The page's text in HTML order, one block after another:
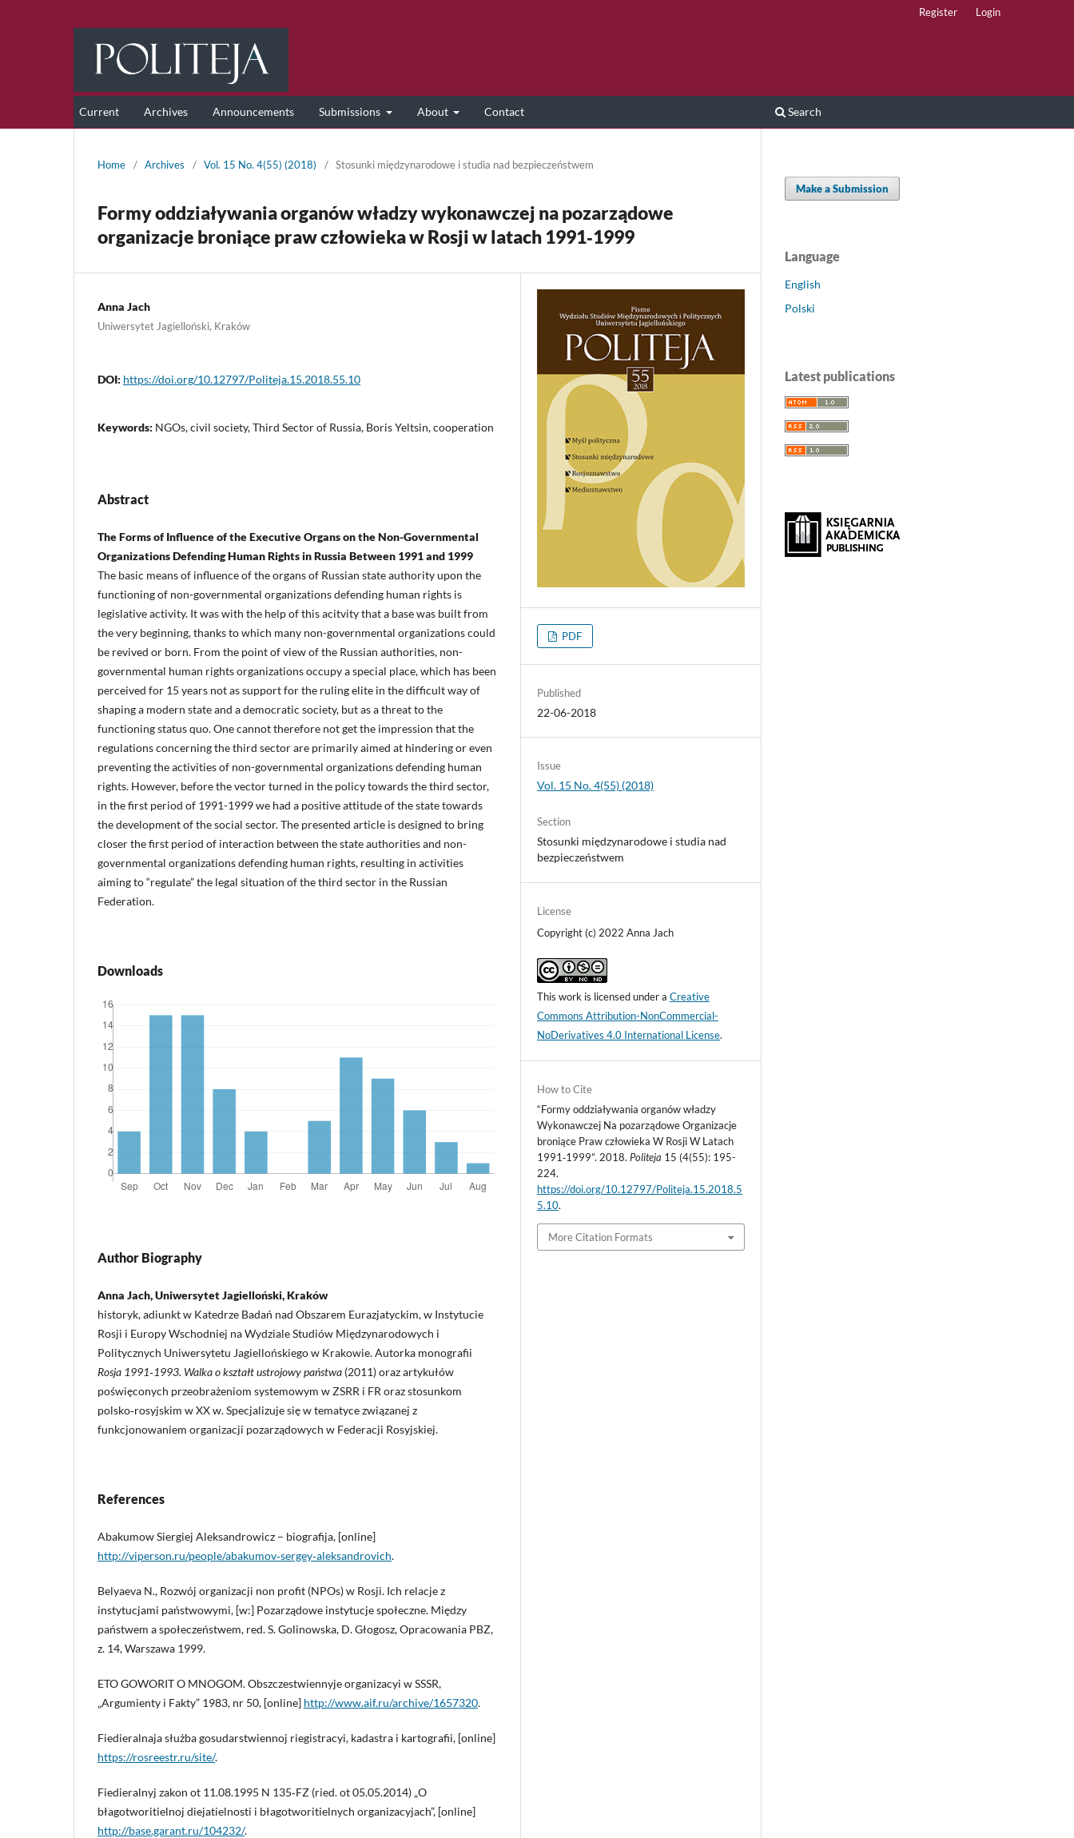
Current Archives Announcements Submissions About Contact Search
Register Login
Home / Archives / Vol. 15 No. 4(55) (2018) / Stosunki międzynarodowe i studia nad bezpieczeństwem
Formy oddziaływania organów władzy wykonawczej na pozarządowe
organizacje broniące praw człowieka w Rosji w latach 1991‑1999
Anna Jach
Uniwersytet Jagielloński, Kraków
DOI: https://doi.org/10.12797/Politeja.15.2018.55.10
Keywords: NGOs, civil society, Third Sector of Russia, Boris Yeltsin, cooperation
Abstract
The Forms of Influence of the Executive Organs on the Non-Governmental
Organizations Defending Human Rights in Russia Between 1991 and 1999
The basic means of influence of the organs of Russian state authority upon the
functioning of non-governmental organizations defending human rights is
legislative activity. It was with the help of this acitvity that a base was built from
the very beginning, thanks to which many non-governmental organizations could
be revived or born. From the point of view of the Russian authorities, non-
governmental human rights organizations occupy a special place, which has been
perceived for 15 years not as support for the ruling elite in the difficult way of
shaping a modern state and a democratic society, but as a threat to the
functioning status quo. One cannot therefore not get the impression that the
regulations concerning the third sector are primarily aimed at hindering or even
preventing the activities of non-governmental organizations defending human
rights. However, before the vector turned in the policy towards the third sector,
in the first period of 1991-1999 we had a positive attitude of the state towards
the development of the social sector. The presented article is designed to bring
closer the first period of interaction between the state authorities and non-
governmental organizations defending human rights, resulting in activities
aiming to “regulate” the legal situation of the third sector in the Russian
Federation.
Downloads
Author Biography
Anna Jach, Uniwersytet Jagielloński, Kraków
historyk, adiunkt w Katedrze Badań nad Obszarem Eurazjatyckim, w Instytucie
Rosji i Europy Wschodniej na Wydziale Studiów Międzynarodowych i
Politycznych Uniwersytetu Jagiellońskiego w Krakowie. Autorka monografii
Rosja 1991‑1993. Walka o kształt ustrojowy państwa (2011) oraz artykułów
poświęconych przeobrażeniom systemowym w ZSRR i FR oraz stosunkom
polsko‑rosyjskim w XX w. Specjalizuje się w tematyce związanej z
funkcjonowaniem organizacji pozarządowych w Federacji Rosyjskiej.
References
Abakumow Siergiej Aleksandrowicz – biografija, [online]
http://viperson.ru/people/abakumov‑sergey‑aleksandrovich.
Belyaeva N., Rozwój organizacji non profit (NPOs) w Rosji. Ich relacje z
instytucjami państwowymi, [w:] Pozarządowe instytucje społeczne. Między
państwem a społeczeństwem, red. S. Golinowska, D. Głogosz, Opracowania PBZ,
z. 14, Warszawa 1999.
ETO GOWORIT O MNOGOM. Obszczestwiennyje organizacyi w SSSR,
„Argumienty i Fakty” 1983, nr 50, [online] http://www.aif.ru/archive/1657320.
Fiedieralnaja służba gosudarstwiennoj riegistracyi, kadastra i kartografii, [online]
https://rosreestr.ru/site/.
Fiedieralnyj zakon ot 11.08.1995 N 135‑FZ (ried. ot 05.05.2014) „O
błagotworitielnoj diejatielnosti i błagotworitielnych organizacyjach”, [online]
http://base.garant.ru/104232/.
PDF
Published
22-06-2018
Issue
Vol. 15 No. 4(55) (2018)
Section
Stosunki międzynarodowe i studia nad
bezpieczeństwem
License
Copyright (c) 2022 Anna Jach
This work is licensed under aCreative
Commons Attribution-NonCommercial-
NoDerivatives 4.0 International License.
How to Cite
“Formy oddziaływania organów władzy
Wykonawczej Na pozarządowe Organizacje
broniące Praw człowieka W Rosji W Latach
1991‑1999”. 2018. Politeja 15 (4(55): 195-
224.
https://doi.org/10.12797/Politeja.15.2018.5
5.10.
More Citation Formats
Make a Submission
Language
English
Polski
Latest publications